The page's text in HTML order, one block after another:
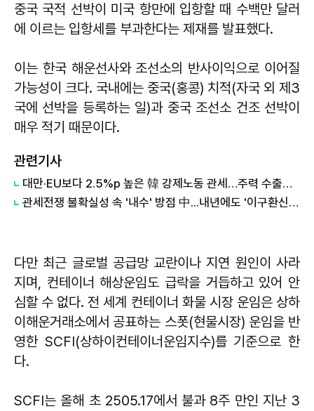
중국 국적 선박이 미국 항만에 입항할 때 수백만 달러
에 이르는 입항세를 부과한다는 제재를 발표했다.
이는 한국 해운선사와 조선소의 반사이익으로 이어질
가능성이 크다. 국내에는 중국(홍콩) 치적(자국 외 제3
국에 선박을 등록하는 일)과 중국 조선소 건조 선박이
매우 적기 때문이다.
관련기사
대만·EU보다 2.5%p 높은 韓 강제노동 관세…주력 수출품 경쟁 변수
관세전쟁 불확실성 속 '내수' 방점 中...내년에도 '이구환신' 보조금 지원한다
다만 최근 글로벌 공급망 교란이나 지연 원인이 사라
지며, 컨테이너 해상운임도 급락을 거듭하고 있어 안
심할 수 없다. 전 세계 컨테이너 화물 시장 운임은 상하
이해운거래소에서 공표하는 스폿(현물시장) 운임을 반
영한 SCFI(상하이컨테이너운임지수)를 기준으로 한
다.
SCFI는 올해 초 2505.17에서 불과 8주 만인 지난 3